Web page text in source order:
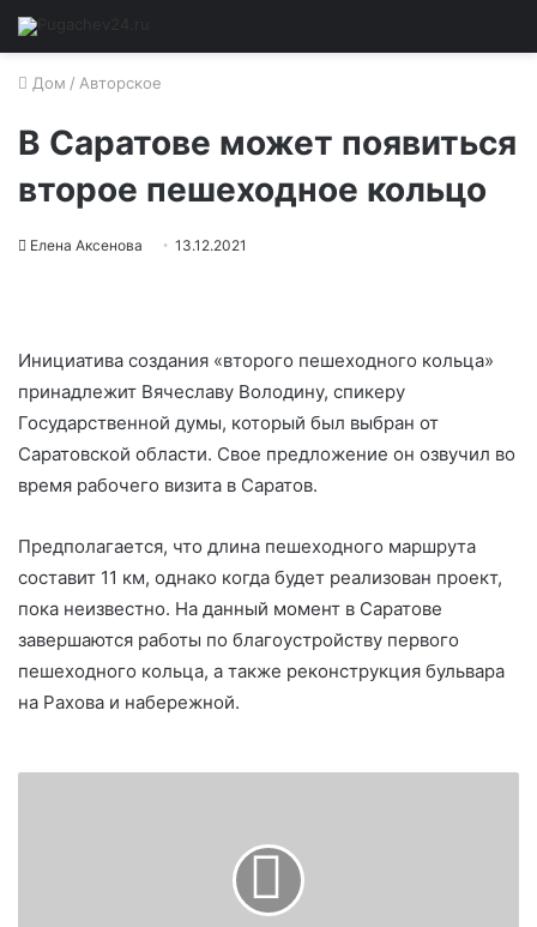
Дом / Авторское
В Саратове может появиться
второе пешеходное кольцо
Елена Аксенова 13.12.2021
Инициатива создания «второго пешеходного кольца»
принадлежит Вячеславу Володину, спикеру
Государственной думы, который был выбран от
Саратовской области. Свое предложение он озвучил во
время рабочего визита в Саратов.
Предполагается, что длина пешеходного маршрута
составит 11 км, однако когда будет реализован проект,
пока неизвестно. На данный момент в Саратове
завершаются работы по благоустройству первого
пешеходного кольца, а также реконструкция бульвара
на Рахова и набережной.